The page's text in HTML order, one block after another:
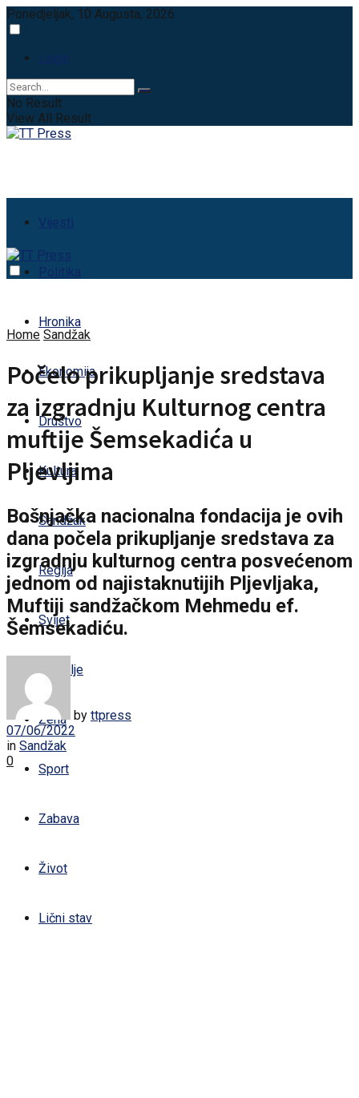
Ponedjeljak, 10 Augusta, 2026
Login
No Result
View All Result
Vijesti
Politika
Hronika
Ekonomija
Društvo
Kultura
Sandžak
Regija
Svijet
Zdravlje
Žena
Sport
Zabava
Život
Lični stav
Home Sandžak
Počelo prikupljanje sredstava
za izgradnju Kulturnog centra
muftije Šemsekadića u
Pljevljima
Bošnjačka nacionalna fondacija je ovih
dana počela prikupljanje sredstava za
izgradnju kulturnog centra posvećenom
jednom od najistaknutijih Pljevljaka,
Muftiji sandžačkom Mehmedu ef.
Šemsekadiću.
by ttpress
07/06/2022
in Sandžak
0